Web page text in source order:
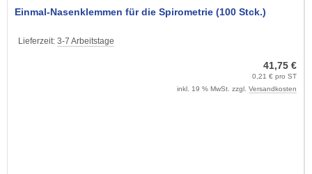
Einmal-Nasenklemmen für die Spirometrie (100 Stck.)
Lieferzeit: 3-7 Arbeitstage
41,75 €
0,21 € pro ST
inkl. 19 % MwSt. zzgl. Versandkosten